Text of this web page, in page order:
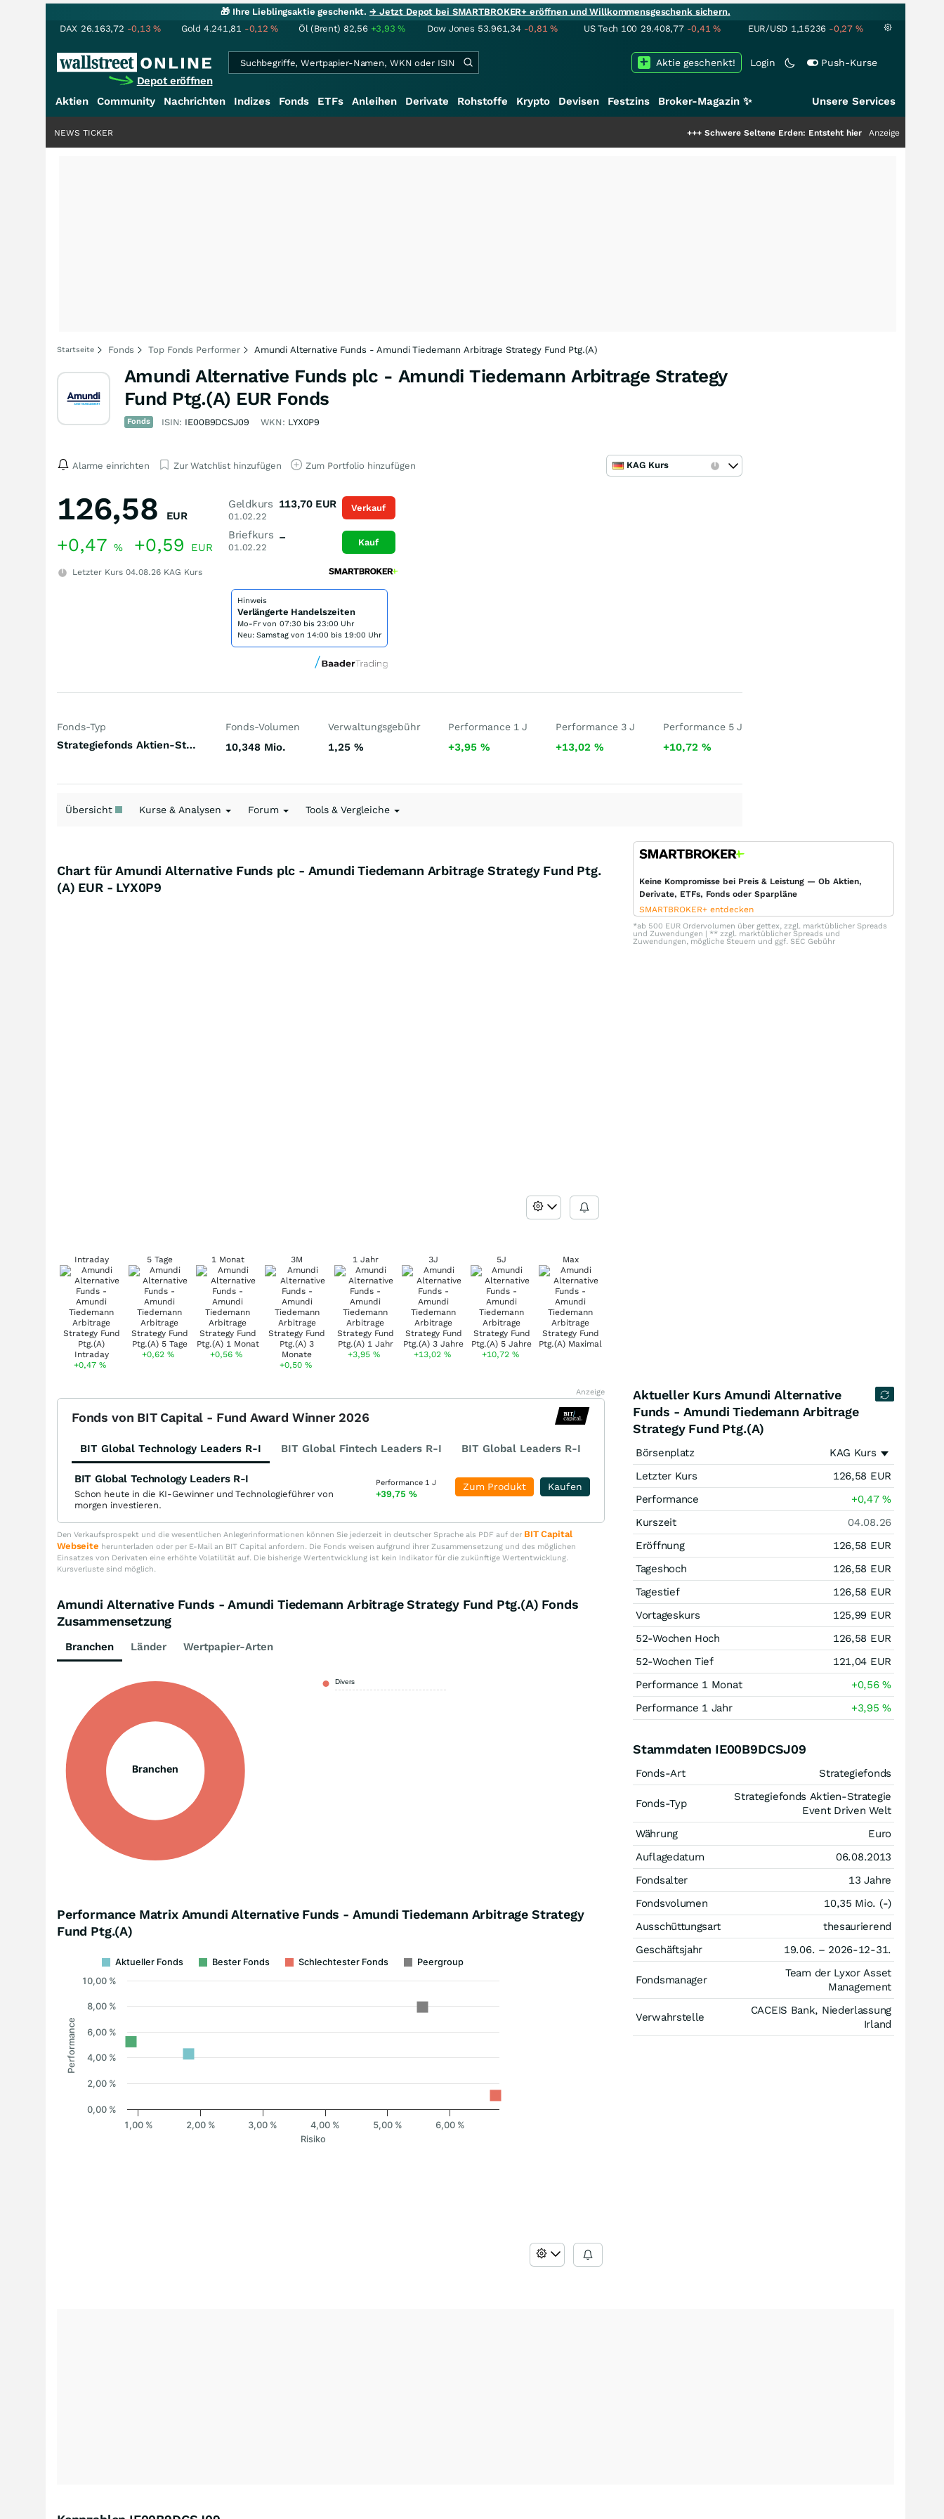
🎁 Ihre Lieblingsaktie geschenkt.→ Jetzt Depot bei SMARTBROKER+ eröffnen und Willkommensgeschenk sichern.
DAX 26.163,72 -0,13% Gold 4.241,81 -0,12% Öl (Brent) 82,56 +3,93% Dow Jones 53.961,34 -0,81% US Tech 100 29.408,77 -0,41% EUR/USD 1,15236 -0,27 %
Depot eröffnen
Login Push-Kurse
Aktie geschenkt!
Aktien Community Nachrichten Indizes Fonds ETFs Anleihen Derivate Rohstoffe Krypto Devisen Festzins Broker-Magazin ✨ Unsere Services
Schwere Seltene Erden: Entsteht hier die nächste Milliardenstory?
Anzeige
NEWS TICKER
Startseite Fonds Top Fonds Performer Amundi Alternative Funds - Amundi Tiedemann Arbitrage Strategy Fund Ptg.(A)
Amundi Alternative Funds plc - Amundi Tiedemann Arbitrage Strategy
Fund Ptg.(A) EUR Fonds
Fonds ISIN: IE00B9DCSJ09 WKN: LYX0P9
Alarme einrichten Zur Watchlist hinzufügen Zum Portfolio hinzufügen KAG Kurs
126,58 EUR
+0,47 % +0,59 EUR
Letzter Kurs 04.08.26 KAG Kurs
Geldkurs
01.02.22
113,70 EUR
Briefkurs
01.02.22
–
Verkauf
Kauf
Hinweis
Verlängerte Handelszeiten
Mo-Fr von 07:30 bis 23:00 Uhr
Neu: Samstag von 14:00 bis 19:00 Uhr
Fonds-Typ
Strategiefonds Aktien-Strategie Event Driven Welt
Fonds-Volumen
10,348 Mio.
Verwaltungsgebühr
1,25 %
Performance 1 J
+3,95%
Performance 3 J
+13,02%
Performance 5 J
+10,72 %
Übersicht Kurse & Analysen Forum Tools & Vergleiche
Chart für Amundi Alternative Funds plc - Amundi Tiedemann Arbitrage Strategy Fund Ptg.
(A) EUR - LYX0P9
Intraday
+0,47%
5 Tage
+0,62%
1 Monat
+0,56%
3M
+0,50 %
1 Jahr
+3,95%
3J
+13,02 %
5J
+10,72 %
Max
Keine Kompromisse bei Preis & Leistung — Ob Aktien,
Derivate, ETFs, Fonds oder Sparpläne
SMARTBROKER+ entdecken
*ab 500 EUR Ordervolumen über gettex, zzgl. marktüblicher Spreads
und Zuwendungen | ** zzgl. marktüblicher Spreads und
Zuwendungen, mögliche Steuern und ggf. SEC Gebühr
Anzeige
Fonds von BIT Capital - Fund Award Winner 2026
BIT Global Technology Leaders R-I BIT Global Fintech Leaders R-I BIT Global Leaders R-I
BIT Global Technology Leaders R-I
Schon heute in die KI-Gewinner und Technologieführer von
morgen investieren.
Performance 1 J
+39,75 %
Kaufen
Zum Produkt
Den Verkaufsprospekt und die wesentlichen Anlegerinformationen können Sie jederzeit in deutscher Sprache als PDF auf der BIT Capital
Webseite herunterladen oder per E-Mail an BIT Capital anfordern. Die Fonds weisen aufgrund ihrer Zusammensetzung und des möglichen
Einsatzes von Derivaten eine erhöhte Volatilität auf. Die bisherige Wertentwicklung ist kein Indikator für die zukünftige Wertentwicklung.
Kursverluste sind möglich.
Amundi Alternative Funds - Amundi Tiedemann Arbitrage Strategy Fund Ptg.(A) Fonds
Zusammensetzung
Branchen Länder Wertpapier-Arten
Branchen
Divers
Performance Matrix Amundi Alternative Funds - Amundi Tiedemann Arbitrage Strategy
Fund Ptg.(A)
Risiko
Performance
Aktueller Fonds Bester Fonds Schlechtester Fonds Peergroup
1,00 % 2,00 % 3,00 % 4,00 % 5,00 % 6,00 %
0,00 %
2,00 %
4,00 %
6,00 %
8,00 %
10,00 %
Aktueller Kurs Amundi Alternative
Funds - Amundi Tiedemann Arbitrage
Strategy Fund Ptg.(A)
Börsenplatz
KAG Kurs
Letzter Kurs
126,58 EUR
Performance
+0,47%
Kurszeit
04.08.26
Eröffnung
126,58 EUR
Tageshoch
126,58 EUR
Tagestief
126,58 EUR
Vortageskurs
125,99 EUR
52-Wochen Hoch
126,58 EUR
52-Wochen Tief
121,04 EUR
Performance 1 Monat
+0,56%
Performance 1 Jahr
+3,95%
Stammdaten IE00B9DCSJ09
Fonds-Art Strategiefonds
Fonds-Typ
Strategiefonds Aktien-Strategie
Event Driven Welt
Währung
Euro
Auflagedatum
06.08.2013
Fondsalter
13 Jahre
Fondsvolumen
10,35 Mio. (-)
Ausschüttungsart
thesaurierend
Geschäftsjahr
19.06. – 2026-12-31.
Fondsmanager
Team der Lyxor Asset
Management
Verwahrstelle
CACEIS Bank, Niederlassung
Irland